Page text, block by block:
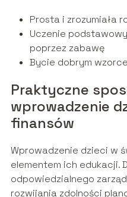
Prosta i zrozumiała
Uczenie
poprzez zabawę
Bycie dobrym
Praktyczne
wprowadzenie
finansów
Wprowadzenie dzieci w
elementem ich edukacji.
odpowiedzialnego
rozwijania zdolności